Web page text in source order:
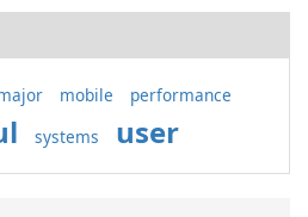
mobile performance
systems user